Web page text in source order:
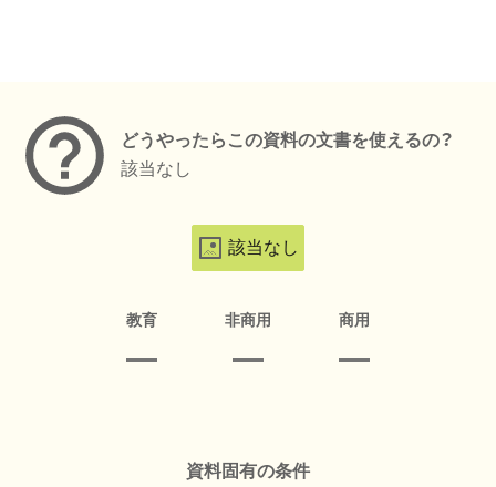
どうやったらこの資料の文書を使えるの？
該当なし
該当なし
教育 非商用 商用
資料固有の条件